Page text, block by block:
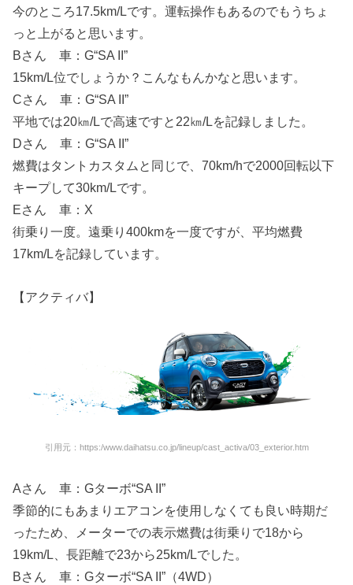
今のところ17.5km/Lです。運転操作もあるのでもうちょ
っと上がると思います。
Bさん 車：G“SA II”
15km/L位でしょうか？こんなもんかなと思います。
Cさん 車：G“SA II”
平地では20㎞/Lで高速ですと22㎞/Lを記録しました。
Dさん 車：G“SA II”
燃費はタントカスタムと同じで、70km/hで2000回転以下
キープして30km/Lです。
Eさん 車：X
街乗り一度。遠乗り400kmを一度ですが、平均燃費
17km/Lを記録しています。
【アクティバ】
引用元：https:/www.daihatsu.co.jp/lineup/cast_activa/03_exterior.htm
Aさん 車：Gターボ“SA II”
季節的にもあまりエアコンを使用しなくても良い時期だ
ったため、メーターでの表示燃費は街乗りで18から
19km/L、長距離で23から25km/Lでした。
Bさん 車：Gターボ“SA II”（4WD）